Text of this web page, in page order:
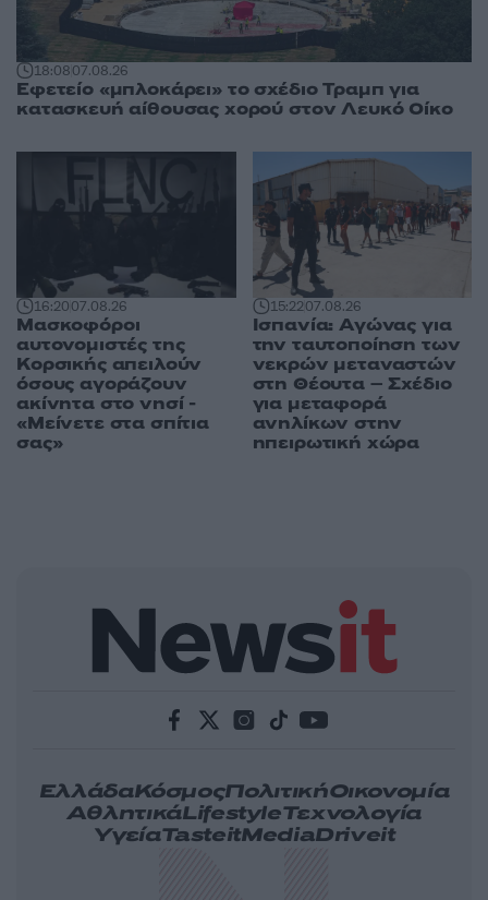
18:0807.08.26
Εφετείο «μπλοκάρει» το σχέδιο Τραμπ για
κατασκευή αίθουσας χορού στον Λευκό Οίκο
16:2007.08.26
Μασκοφόροι
αυτονομιστές της
Κορσικής απειλούν
όσους αγοράζουν
ακίνητα στο νησί -
«Μείνετε στα σπίτια
σας»
15:2207.08.26
Ισπανία: Αγώνας για
την ταυτοποίηση των
νεκρών μεταναστών
στη Θέουτα – Σχέδιο
για μεταφορά
ανηλίκων στην
ηπειρωτική χώρα
ΕλλάδαΚόσμοςΠολιτικήΟικονομία
ΑθλητικάLifestyleΤεχνολογία
ΥγείαTasteitMediaDriveit